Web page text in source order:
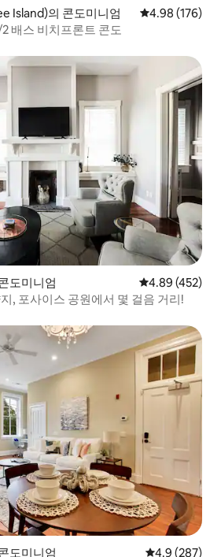
Island)의 콘도미니엄 평점 4.98점(5
4.98 (176)
배스 비치프론트 콘도
도미니엄 평점 4.89점(5
4.89 (452)
, 포사이스 공원에서 몇 걸음 거리!
도미니엄 평점 4.9점(5
4.9 (287)